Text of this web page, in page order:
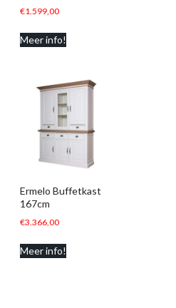
€1.599,00
Meer info!
Ermelo Buffetkast
167cm
€3.366,00
Meer info!